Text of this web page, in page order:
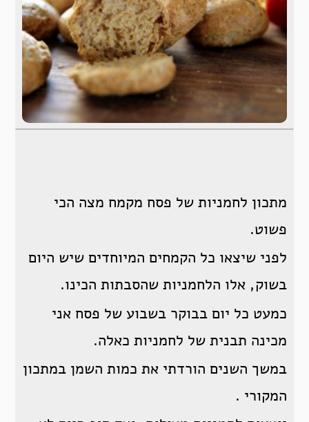
מתכון לחמניות של פסח מקמח מצה הכי
פשוט.
לפני שיצאו כל הקמחים המיוחדים שיש היום
בשוק,אלו הלחמניות שהסבתות הכינו.
כמעט כל יום בבוקר בשבוע של פסח אני
מכינה תבנית של לחמניות כאלה.
במשך השנים הורדתי את כמות השמן במתכון
המקורי .